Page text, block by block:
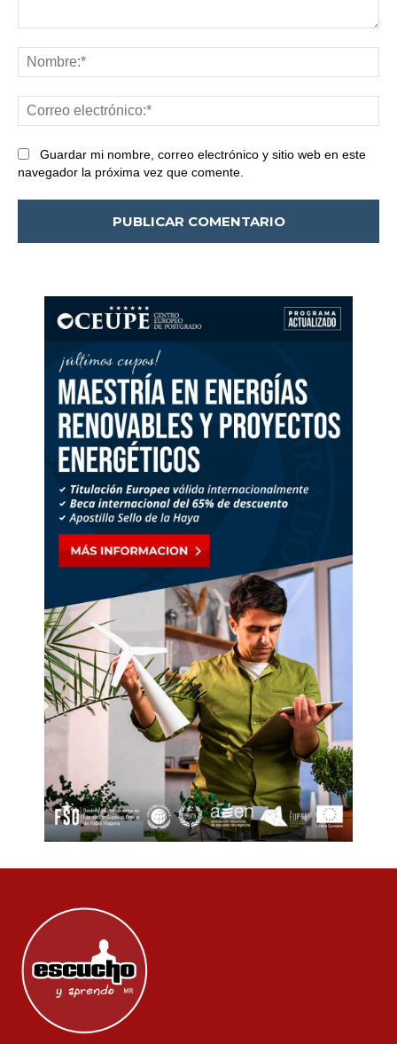
Guardar mi nombre, correo electrónico y sitio web en este
navegador la próxima vez que comente.